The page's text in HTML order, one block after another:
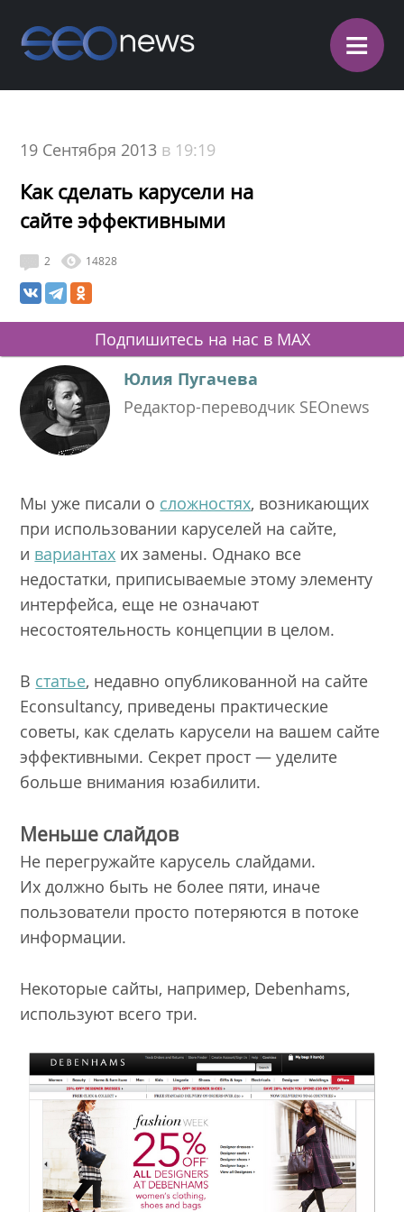
≡
19 Сентября 2013 в 19:19
Как сделать карусели на
сайте эффективными
2 14828
Подпишитесь на нас в MAX
Юлия Пугачева
Редактор-переводчик SEOnews
Мы уже писали о сложностях, возникающих
при использовании каруселей на сайте,
и вариантах их замены. Однако все
недостатки, приписываемые этому элементу
интерфейса, еще не означают
несостоятельность концепции в целом.
В статье, недавно опубликованной на сайте
Econsultancy, приведены практические
советы, как сделать карусели на вашем сайте
эффективными. Секрет прост — уделите
больше внимания юзабилити.
Меньше слайдов
Не перегружайте карусель слайдами.
Их должно быть не более пяти, иначе
пользователи просто потеряются в потоке
информации.
Некоторые сайты, например, Debenhams,
используют всего три.